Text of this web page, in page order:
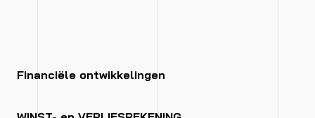
Financiële ontwikkelingen